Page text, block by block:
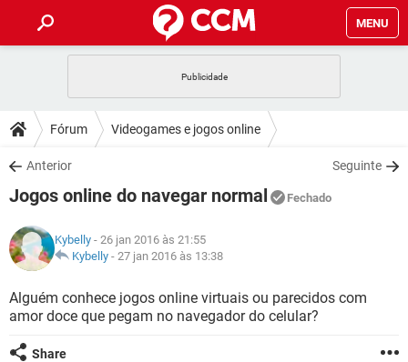
MENU
CELULAR FACEBOOK
OUTLOOK
INSTAGRAM GMAIL
GUIA DE COMPRAS
DICAS
JOGOS WHATSAPP
INSTAGRAM
GUIA DE COMPRAS
DOWNLOADS
JOGOS WHATSAPP
CELULAR
OUTLOOK EXCEL
INSTAGRAM GMAIL
GUIA DE COMPRAS
FÓRUM
JOGOS
CELULAR
OUTLOOK EXCEL
GLOSSÁRIO
JOGOS WHATSAPP
CELULAR FACEBOOK
OUTLOOK
Fórum Videogames e jogos online
Anterior Seguinte
Jogos online do navegar normal Fechado
Kybelly - 26 jan 2016 às 21:55
Kybelly - 27 jan 2016 às 13:38
Alguém conhece jogos online virtuais ou parecidos com
amor doce que pegam no navegador do celular?
Share